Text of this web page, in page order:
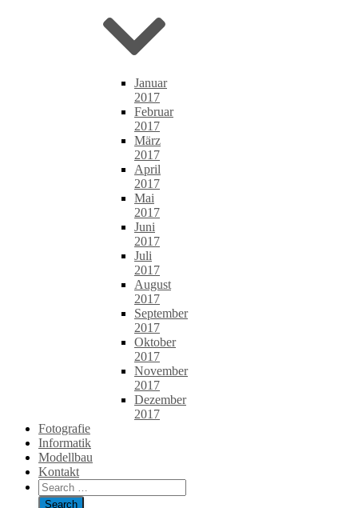
Januar
2017
Februar
2017
März
2017
April
2017
Mai
2017
Juni
2017
Juli
2017
August
2017
September
2017
Oktober
2017
November
2017
Dezember
2017
Fotografie
Informatik
Modellbau
Kontakt
Search
for: